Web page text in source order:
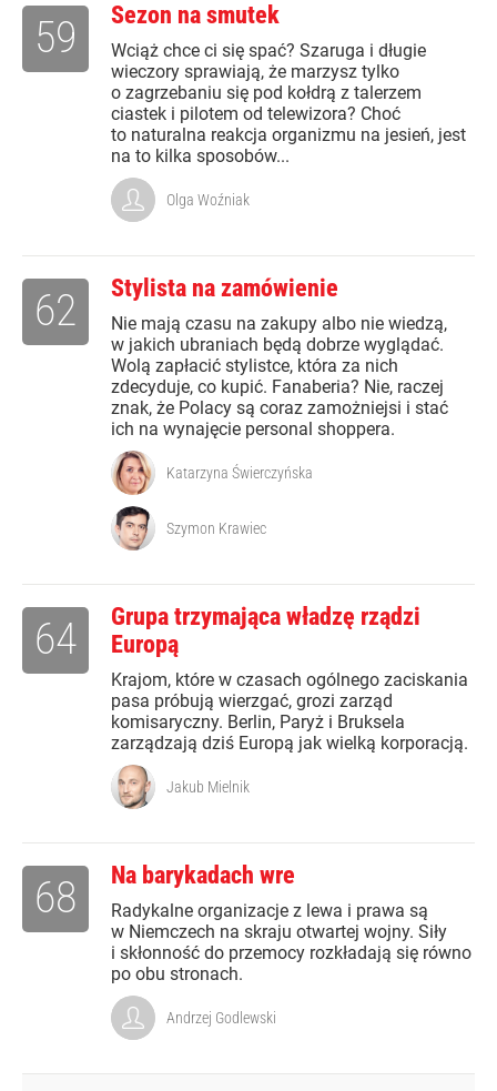
Sezon na smutek
Wciąż chce ci się spać? Szaruga i długie
wieczory sprawiają, że marzysz tylko
o zagrzebaniu się pod kołdrą z talerzem
ciastek i pilotem od telewizora? Choć
to naturalna reakcja organizmu na jesień, jest
na to kilka sposobów...
59
Olga Woźniak
Stylista na zamówienie
Nie mają czasu na zakupy albo nie wiedzą,
w jakich ubraniach będą dobrze wyglądać.
Wolą zapłacić stylistce, która za nich
zdecyduje, co kupić. Fanaberia? Nie, raczej
znak, że Polacy są coraz zamożniejsi i stać
ich na wynajęcie personal shoppera.
62
Katarzyna Świerczyńska
Szymon Krawiec
Grupa trzymająca władzę rządzi
Europą
Krajom, które w czasach ogólnego zaciskania
pasa próbują wierzgać, grozi zarząd
komisaryczny. Berlin, Paryż i Bruksela
zarządzają dziś Europą jak wielką korporacją.
64
Jakub Mielnik
Na barykadach wre
Radykalne organizacje z lewa i prawa są
w Niemczech na skraju otwartej wojny. Siły
i skłonność do przemocy rozkładają się równo
po obu stronach.
68
Andrzej Godlewski